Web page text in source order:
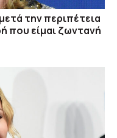
την περιπέτεια
που είμαι ζωντανή